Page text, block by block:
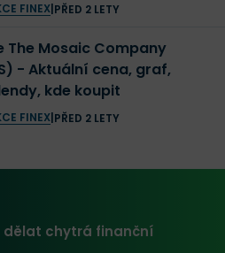
FINEX| PŘED 2 LETY
The Mosaic Company
graf,
kde koupit
FINEX| PŘED 2 LETY
dělat chytrá finanční